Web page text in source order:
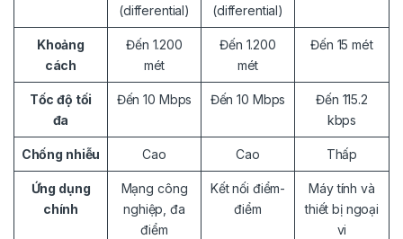
(differential)
(differential)
Khoảng
cách
Đến 1.200
mét
Đến 1.200
mét
Đến 15 mét
Tốc độ tối
đa
Đến 10 Mbps Đến 10 Mbps
Đến 115.2
kbps
Chống nhiễu Cao Cao Thấp
Ứng dụng
chính
Mạng công
nghiệp, đa
điểm
Kết nối điểm-
điểm
Máy tính và
thiết bị ngoại
vi